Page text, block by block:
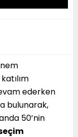
ederken
bulunarak,
50’nin